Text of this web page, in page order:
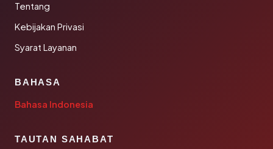
Tentang
Kebijakan Privasi
Syarat Layanan
BAHASA
Bahasa Indonesia
TAUTAN SAHABAT